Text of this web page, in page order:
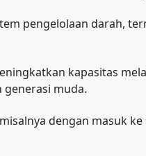
pengelolaan darah,
kapasitas
muda.
dengan masuk